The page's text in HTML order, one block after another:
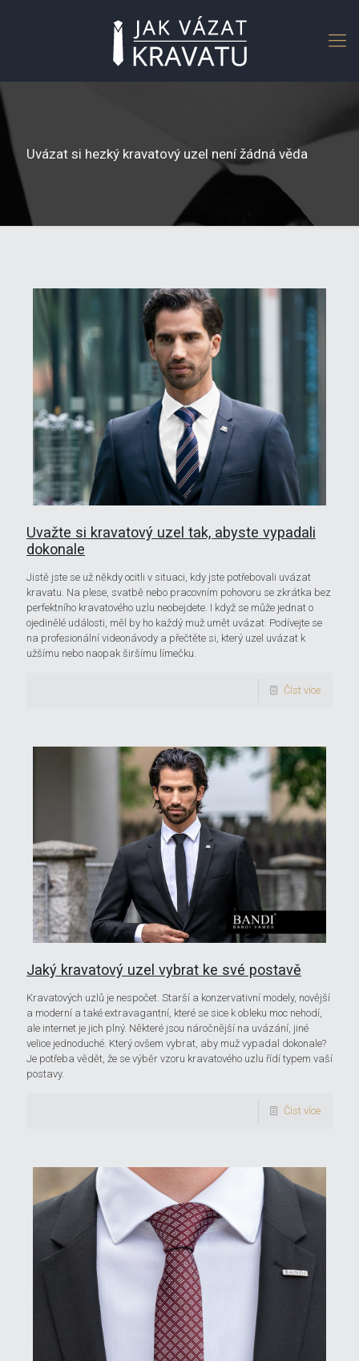
Uvažte si kravatový uzel tak, abyste vypadali
dokonale
Jistě jste se už někdy ocitli v situaci, kdy jste potřebovali uvázat
kravatu. Na plese, svatbě nebo pracovním pohovoru se zkrátka bez
perfektního kravatového uzlu neobejdete. I když se může jednat o
ojedinělé události, měl by ho každý muž umět uvázat. Podívejte se
na profesionální videonávody a přečtěte si, který uzel uvázat k
užšímu nebo naopak širšímu límečku.
Číst více
Jaký kravatový uzel vybrat ke své postavě
Kravatových uzlů je nespočet. Starší a konzervativní modely, novější
a moderní a také extravagantní, které se sice k obleku moc nehodí,
ale internet je jich plný. Některé jsou náročnější na uvázání, jiné
velice jednoduché. Který ovšem vybrat, aby muž vypadal dokonale?
Je potřeba vědět, že se výběr vzoru kravatového uzlu řídí typem vaší
postavy.
Číst více